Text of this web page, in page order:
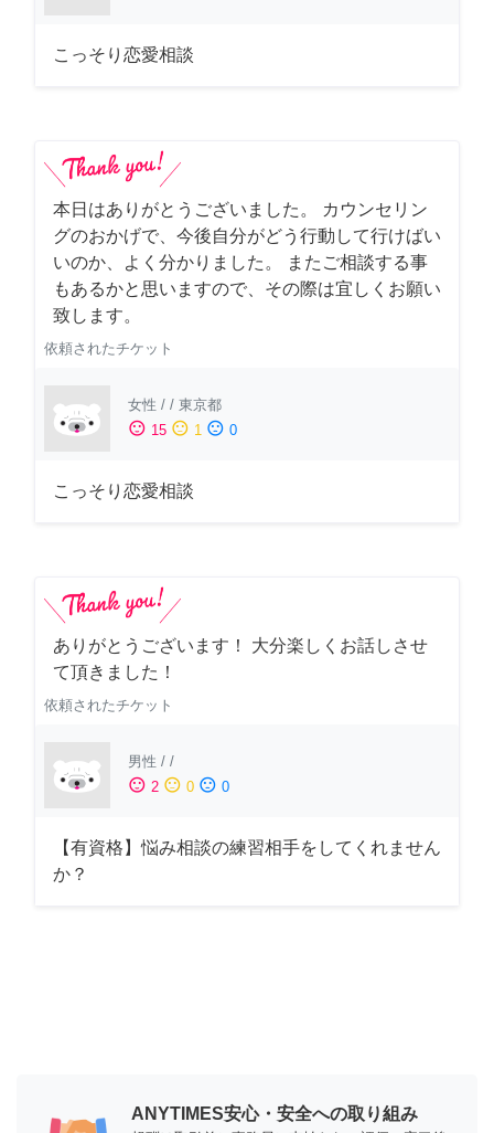
こっそり恋愛相談
本日はありがとうございました。 カウンセリン
グのおかげで、今後自分がどう行動して行けばい
いのか、よく分かりました。 またご相談する事
もあるかと思いますので、その際は宜しくお願い
致します。
依頼されたチケット
女性 / / 東京都
sentiment_satisfied 15 sentiment_neutral 1 sentiment_dissatisfied 0
こっそり恋愛相談
ありがとうございます！ 大分楽しくお話しさせ
て頂きました！
依頼されたチケット
男性 / /
sentiment_satisfied 2 sentiment_neutral 0 sentiment_dissatisfied 0
【有資格】悩み相談の練習相手をしてくれません
か？
ANYTIMES安心・安全への取り組み